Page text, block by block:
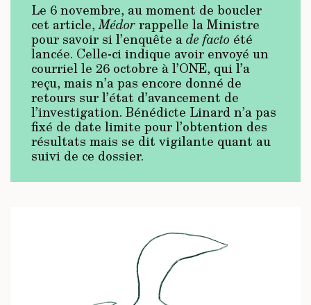
Le 6 novembre, au moment de boucler
cet article,Médorrappelle la Ministre
pour savoir si l’enquête ade facto été
lancée. Celle-ci indique avoir envoyé un
courriel le 26 octobre à l’ONE, qui l’a
reçu, mais n’a pas encore donné de
retours sur l’état d’avancement de
l’investigation. Bénédicte Linard n’a pas
fixé de date limite pour l’obtention des
résultats mais se dit vigilante quant au
suivi de ce dossier.